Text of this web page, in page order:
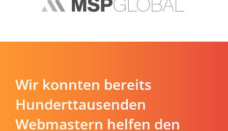
Wir konnten bereits
Hunderttausenden
Webmastern helfen den